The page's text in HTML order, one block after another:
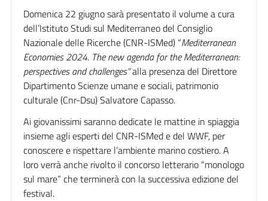
Domenica 22 giugno sarà presentato il volume a cura
dell’Istituto Studi sul Mediterraneo del Consiglio
Nazionale delle Ricerche (CNR-ISMed) “Mediterranean
Economies 2024. The new agenda for the Mediterranean:
perspectives and challenges”alla presenza del Direttore
Dipartimento Scienze umane e sociali, patrimonio
culturale (Cnr-Dsu) Salvatore Capasso.
Ai giovanissimi saranno dedicate le mattine in spiaggia
insieme agli esperti del CNR-ISMed e del WWF, per
conoscere e rispettare l’ambiente marino costiero. A
loro verrà anche rivolto il concorso letterario “monologo
sul mare” che terminerà con la successiva edizione del
festival.